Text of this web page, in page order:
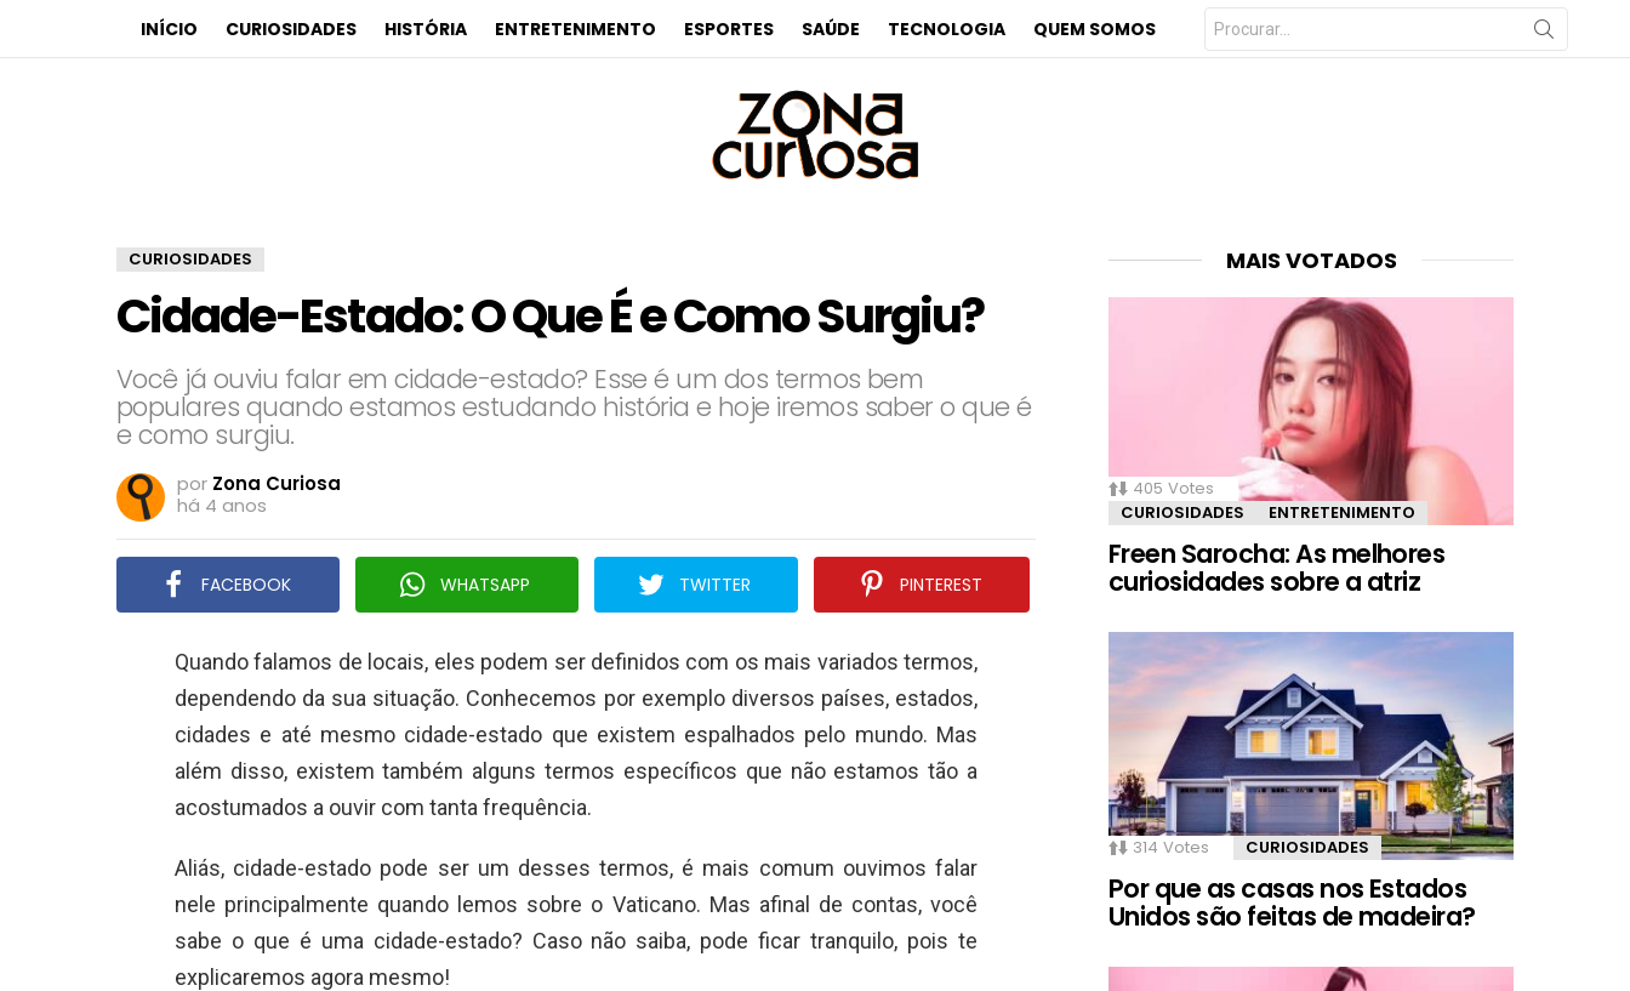
INÍCIO CURIOSIDADES HISTÓRIA ENTRETENIMENTO ESPORTES SAÚDE TECNOLOGIA QUEM SOMOS
Procurar
por:
CURIOSIDADES
Cidade-Estado: O Que É e Como Surgiu?
Você já ouviu falar em cidade-estado? Esse é um dos termos bem
populares quando estamos estudando história e hoje iremos saber o que é
e como surgiu.
por Zona Curiosa
há 4 anos
FACEBOOK WHATSAPP TWITTER PINTEREST
Quando falamos de locais, eles podem ser definidos com os mais variados termos,
dependendo da sua situação. Conhecemos por exemplo diversos países, estados,
cidades e até mesmo cidade-estado que existem espalhados pelo mundo. Mas
além disso, existem também alguns termos específicos que não estamos tão a
acostumados a ouvir com tanta frequência.
Aliás, cidade-estado pode ser um desses termos, é mais comum ouvimos falar
nele principalmente quando lemos sobre o Vaticano. Mas afinal de contas, você
sabe o que é uma cidade-estado? Caso não saiba, pode ficar tranquilo, pois te
explicaremos agora mesmo!
MAIS VOTADOS
405 Votes
CURIOSIDADES
ENTRETENIMENTO
Freen Sarocha: As melhores
curiosidades sobre a atriz
314 Votes CURIOSIDADES
Por que as casas nos Estados
Unidos são feitas de madeira?